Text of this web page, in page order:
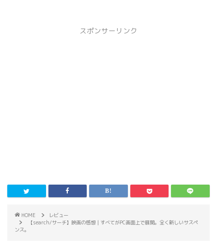
スポンサーリンク
HOME
レビュー
【search/サーチ】映画の感想｜すべてがPC画面上で展開。全く新しいサスペ
ンス。